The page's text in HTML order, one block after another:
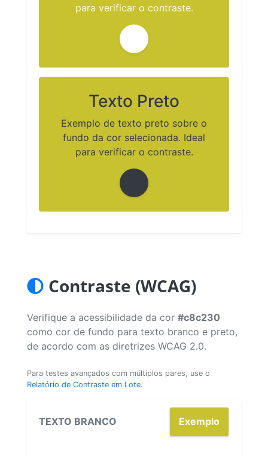
para verificar o contraste.
Texto Preto
Exemplo de texto preto sobre o
fundo da cor selecionada. Ideal
para verificar o contraste.
Contraste (WCAG)
Verifique a acessibilidade da cor #c8c230
como cor de fundo para texto branco e preto,
de acordo com as diretrizes WCAG 2.0.
Para testes avançados com múltiplos pares, use o
Relatório de Contraste em Lote.
TEXTO BRANCO Exemplo